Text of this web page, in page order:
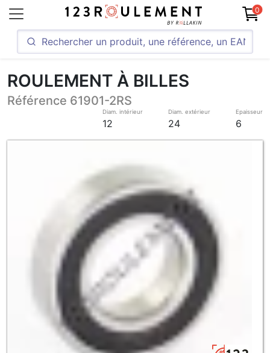
0
ROULEMENT À BILLES
Référence 61901-2RS
Diam. intérieur
12
Diam. extérieur
24
Epaisseur
6